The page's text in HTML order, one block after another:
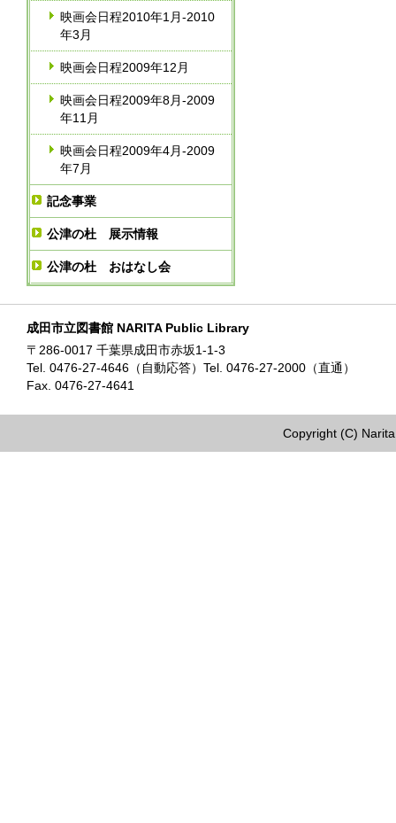
映画会日程2010年1月-2010
年3月
映画会日程2009年12月
映画会日程2009年8月-2009
年11月
映画会日程2009年4月-2009
年7月
記念事業
公津の杜 展示情報
公津の杜 おはなし会
成田市立図書館 NARITA Public Library
〒286-0017 千葉県成田市赤坂1-1-3
Tel. 0476-27-4646（自動応答）Tel. 0476-27-2000（直通）
Fax. 0476-27-4641
Copyright (C)